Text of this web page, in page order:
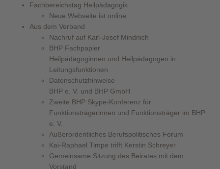
Fachbereichstag Heilpädagogik
Neue Webseite ist online
Aus dem Verband
Nachruf auf Karl-Josef Mindnich
BHP Fachpapier
Heilpädagoginnen und Heilpädagogen in
Leitungsfunktionen
Datenschutzhinweise
BHP e. V. und BHP GmbH
Zweite BHP Skype-Konferenz für
Funktionsträgerinnen und Funktionsträger im BHP
e. V.
Außerordentliches Berufspolitisches Forum
Kai-Raphael Timpe trifft Kerstin Schreyer
Gemeinsame Sitzung des Beirates mit dem
Vorstand